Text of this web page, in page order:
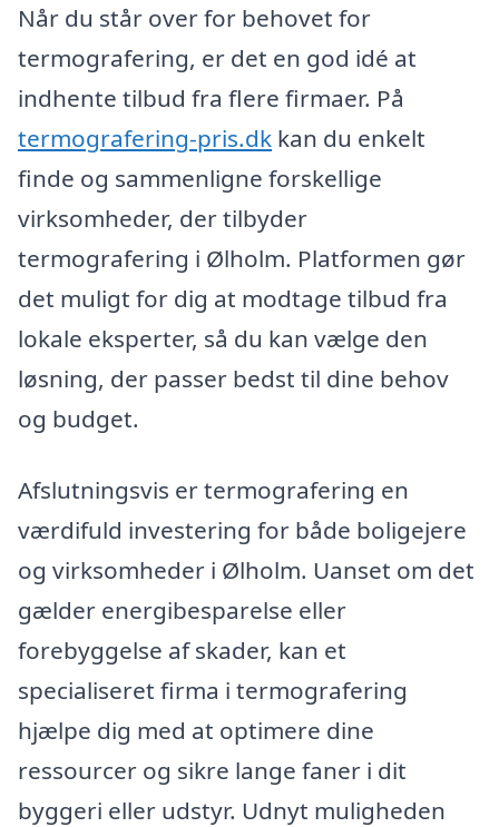
Når du står over for behovet for
termografering, er det en god idé at
indhente tilbud fra flere firmaer. På
termografering-pris.dk kan du enkelt
finde og sammenligne forskellige
virksomheder, der tilbyder
termografering i Ølholm. Platformen gør
det muligt for dig at modtage tilbud fra
lokale eksperter, så du kan vælge den
løsning, der passer bedst til dine behov
og budget.
Afslutningsvis er termografering en
værdifuld investering for både boligejere
og virksomheder i Ølholm. Uanset om det
gælder energibesparelse eller
forebyggelse af skader, kan et
specialiseret firma i termografering
hjælpe dig med at optimere dine
ressourcer og sikre lange faner i dit
byggeri eller udstyr. Udnyt muligheden